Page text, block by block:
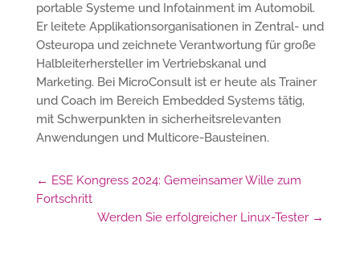
portable Systeme und Infotainment im Automobil.
Er leitete Applikationsorganisationen in Zentral- und
Osteuropa und zeichnete Verantwortung für große
Halbleiterhersteller im Vertriebskanal und
Marketing. Bei MicroConsult ist er heute als Trainer
und Coach im Bereich Embedded Systems tätig,
mit Schwerpunkten in sicherheitsrelevanten
Anwendungen und Multicore-Bausteinen.
← ESE Kongress 2024: Gemeinsamer Wille zum
Fortschritt
Werden Sie erfolgreicher Linux-Tester →